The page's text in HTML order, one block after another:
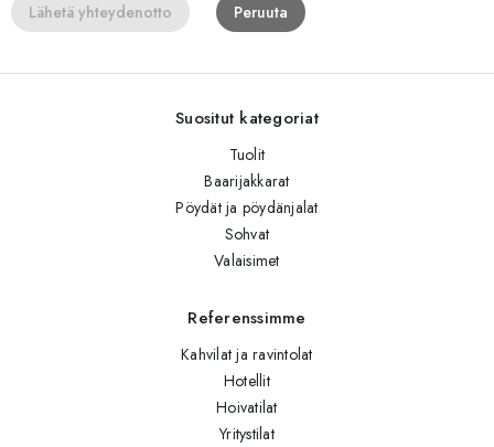
Lähetä yhteydenotto Peruuta
Suositut kategoriat
Tuolit
Baarijakkarat
Pöydät ja pöydänjalat
Sohvat
Valaisimet
Referenssimme
Kahvilat ja ravintolat
Hotellit
Hoivatilat
Yritystilat